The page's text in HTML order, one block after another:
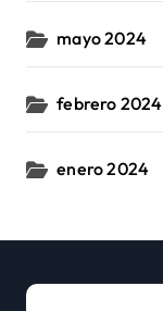
mayo 2024
febrero 2024
enero 2024